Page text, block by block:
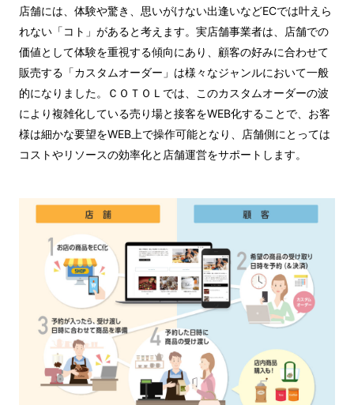
店舗には、体験や驚き、思いがけない出逢いなどECでは叶えら
れない「コト」があると考えます。実店舗事業者は、店舗での
価値として体験を重視する傾向にあり、顧客の好みに合わせて
販売する「カスタムオーダー」は様々なジャンルにおいて一般
的になりました。ＣＯＴＯＬでは、このカスタムオーダーの波
により複雑化している売り場と接客をWEB化することで、お客
様は細かな要望をWEB上で操作可能となり、店舗側にとっては
コストやリソースの効率化と店舗運営をサポートします。